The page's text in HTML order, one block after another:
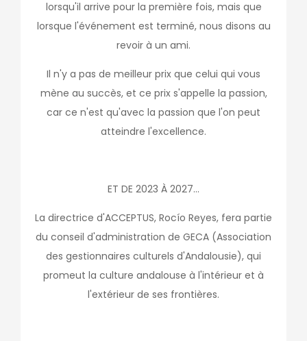
lorsqu'il arrive pour la première fois, mais que
lorsque l'événement est terminé, nous disons au
revoir à un ami.
Il n'y a pas de meilleur prix que celui qui vous
mène au succès, et ce prix s'appelle la passion,
car ce n'est qu'avec la passion que l'on peut
atteindre l'excellence.
ET DE 2023 À 2027...
La directrice d'ACCEPTUS, Rocío Reyes, fera partie
du conseil d'administration de GECA (Association
des gestionnaires culturels d'Andalousie), qui
promeut la culture andalouse à l'intérieur et à
l'extérieur de ses frontières.